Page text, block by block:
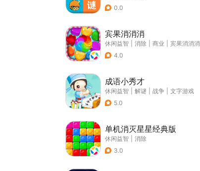
0.0
宾果消消消
休闲益智 消除 商业
宾果消消消
4.0
成语小秀才
休闲益智 解谜 战争
文字游戏
5.0
单机消灭星星经典版
休闲益智
消除
3.0